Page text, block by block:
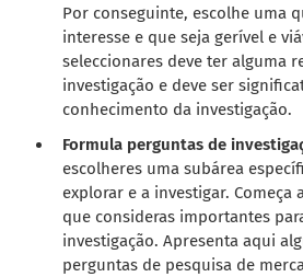
Por conseguinte, escolhe uma
interesse e que seja gerível e
seleccionares deve ter alguma
investigação e deve ser
conhecimento da investigação.
Formula perguntas de
escolheres uma subárea
explorar e a investigar. Começa
que consideras importantes
investigação. Apresenta aqui
perguntas de pesquisa de